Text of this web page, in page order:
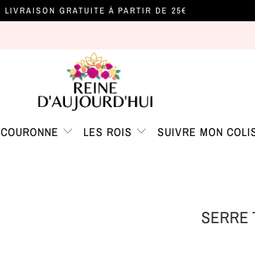
LIVRAISON GRATUITE À PARTIR DE 25€
COURONNE LES ROIS SUIVRE MON
SERRE